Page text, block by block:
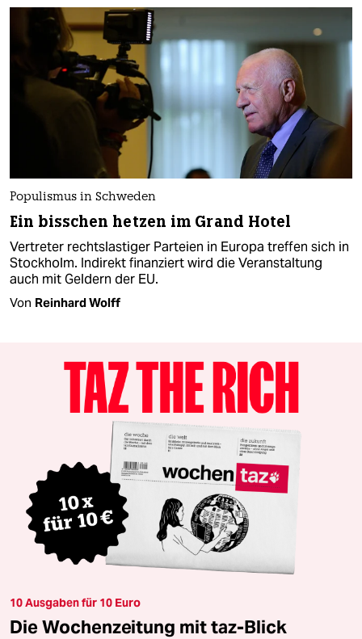
Populismus in Schweden
Ein bisschen hetzen im Grand Hotel
Vertreter rechtslastiger Parteien in Europa treffen sich in
Stockholm. Indirekt finanziert wird die Veranstaltung
auch mit Geldern der EU.
Von Reinhard Wolff
10 Ausgaben für 10 Euro
Die Wochenzeitung mit taz-Blick